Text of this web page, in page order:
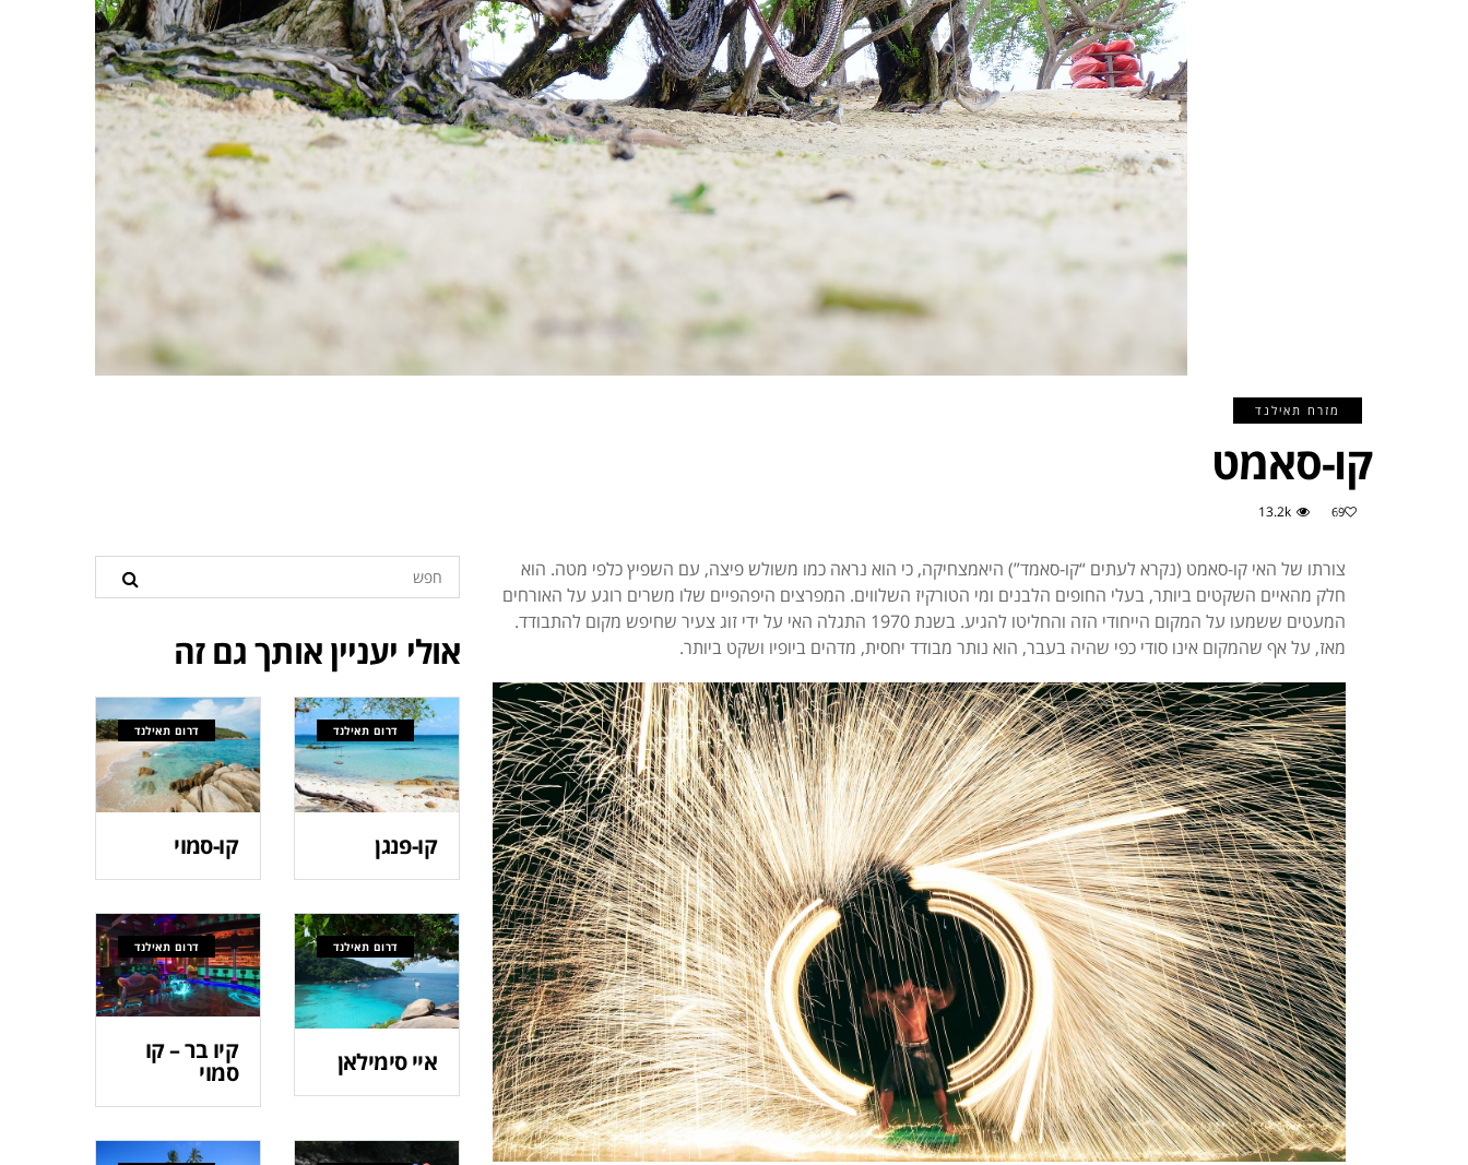
מזרח תאילנד
קו-סאמט
69
13.2k
צורתו של האי קו-סאמט (נקרא לעתים “קו-סאמד”) היאמצחיקה, כי הוא נראה כמו משולש פיצה, עם השפיץ כלפי מטה. הוא
חלק מהאיים השקטים ביותר, בעלי החופים הלבנים ומי הטורקיז השלווים. המפרצים היפהפיים שלו משרים רוגע על האורחים
המעטים ששמעו על המקום הייחודי הזה והחליטו להגיע.
בשנת 1970 התגלה האי על ידי זוג צעיר שחיפש מקום להתבודד.
מאז, על אף שהמקום אינו סודי כפי שהיה בעבר, הוא נותר מבודד יחסית, מדהים ביופיו ושקט ביותר.
אולי יעניין אותך גם זה
דרום תאילנד
קו-סמוי
דרום תאילנד
קו-פנגן
דרום תאילנד
קיו בר – קו
סמוי
דרום תאילנד
איי סימילאן